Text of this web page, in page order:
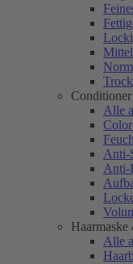
Alle
Anti-
Anti-
Alle